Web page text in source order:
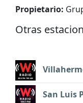
Propietario:
Otras
San Luis